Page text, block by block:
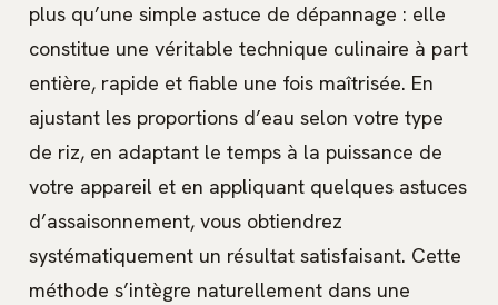
plus qu’une simple astuce de dépannage : elle
constitue une véritable technique culinaire à part
entière, rapide et fiable une fois maîtrisée. En
ajustant les proportions d’eau selon votre type
de riz, en adaptant le temps à la puissance de
votre appareil et en appliquant quelques astuces
d’assaisonnement, vous obtiendrez
systématiquement un résultat satisfaisant. Cette
méthode s’intègre naturellement dans une